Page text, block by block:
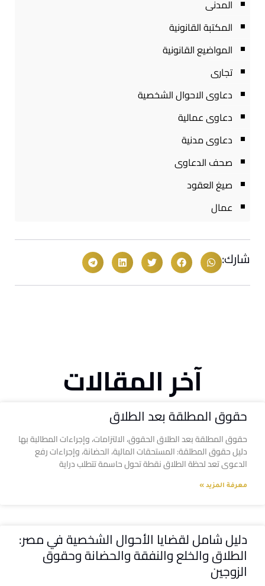
المدنى
المكتبة القانونية
المواضيع القانونية
تجارى
دعاوى الاحوال الشخصية
دعاوى عمالية
دعاوى مدنية
صحف الدعاوى
صيغ العقود
عمال
شارك:
آخر المقالات
حقوق المطلقة بعد الطلاق
حقوق المطلقة بعد الطلاق الحقوق، الالتزامات، وإجراءات المطالبة بها
دليل حقوق المطلقة: المستحقات المالية، الحضانة، وإجراءات رفع
الدعوى تعد لحظة الطلاق نقطة تحول حاسمة تتطلب دراية
معرفة المزيد »
دليل شامل لقضايا الأحوال الشخصية في مصر:
الطلاق والخلع والنفقة والحضانة وحقوق
الزوجين